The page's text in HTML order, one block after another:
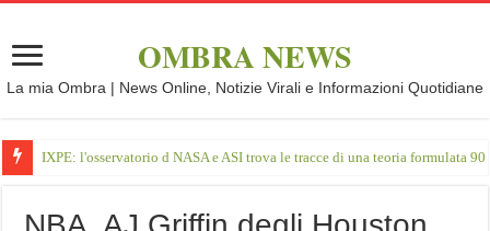
OMBRA NEWS
La mia Ombra | News Online, Notizie Virali e Informazioni Quotidiane
IXPE: l'osservatorio d NASA e ASI trova le tracce di una teoria formulata 90